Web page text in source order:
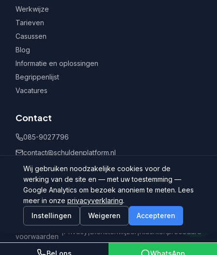
Werkwijze
Tarieven
Casussen
Blog
Informatie en oplossingen
Begrippenlijst
Vacatures
Contact
085-9027796
contact@schuldenplatform.nl
Postbus 802, 7400 AV Deventer
©
Schuldenplatform.nl
Algemene
voorwaarden
|Privacy |Dienstenwijzer |Klachtenprocedure
Bel ons WhatsApp
Wij gebruiken noodzakelijke cookies voor de
werking van de site en — met uw toestemming —
Google Analytics om bezoek anoniem te meten. Lees
meer in onze privacyverklaring.
Instellingen
Weigeren Accepteren